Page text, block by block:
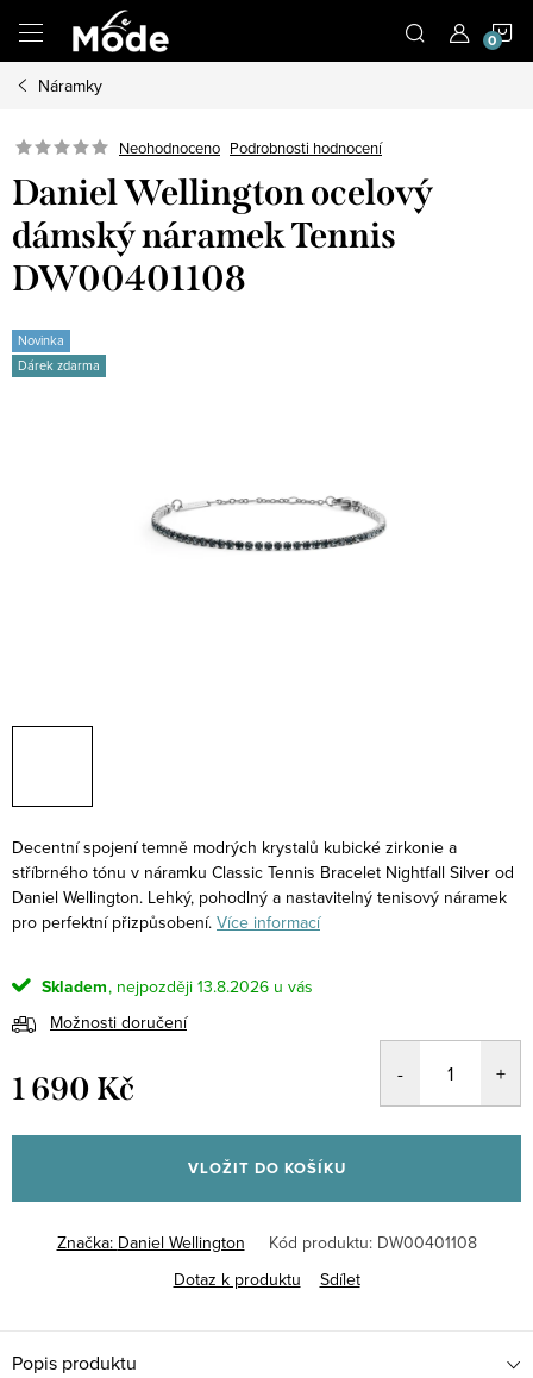
obsah
Náramky
Neohodnoceno Podrobnosti hodnocení
Daniel Wellington ocelový
dámský náramek Tennis
DW00401108
Novinka
Dárek zdarma
Decentní spojení temně modrých krystalů kubické zirkonie a
stříbrného tónu v náramku Classic Tennis Bracelet Nightfall Silver od
Daniel Wellington. Lehký, pohodlný a nastavitelný tenisový náramek
pro perfektní přizpůsobení. Více informací
Skladem
13.8.2026
Možnosti doručení
1 690 Kč
cena:
VLOŽIT DO KOŠÍKU
Značka: Daniel Wellington Kód produktu: DW00401108
Dotaz k produktu
Sdílet
Popis produktu